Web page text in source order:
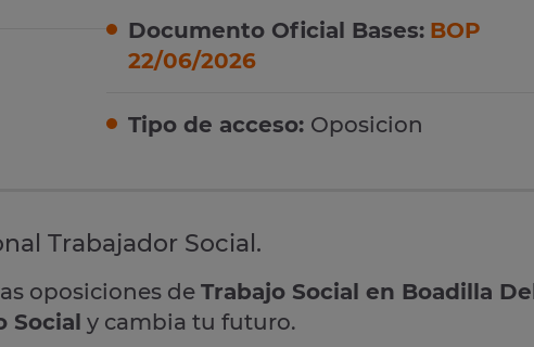
Documento Oficial Bases: BOP
22/06/2026
Tipo de acceso: Oposicion
Trabajador Social.
oposiciones de Trabajo Social en Boadilla
Social y cambia tu futuro.